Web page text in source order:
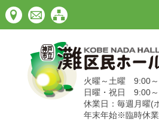
火曜～土曜 9:00
日曜・祝日 9:00
休業日：毎週月曜(
年末年始※臨時休